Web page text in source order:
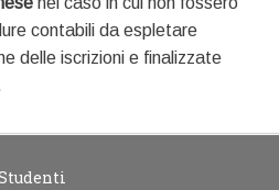
contabili da espletare
delle iscrizioni e finalizzate